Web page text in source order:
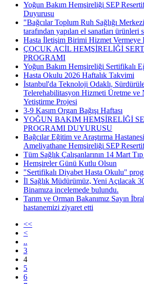
Yoğun Bakım Hemşireliği SEP
Duyurusu
"Bağcılar Toplum Ruh Sağlığı
tarafından yapılan el sanatları ürünleri
Hasta İletişim Birimi Hizmet Vermeye
ÇOCUK ACİL HEMŞİRELİĞİ
PROGRAMI
Yoğun Bakım Hemşireliği Sertifikalı
Hasta Okulu 2026 Haftalık Takvimi
İstanbul'da Teknoloji Odaklı,
Telerehabilitasyon Hizmeti Üretme
Yetiştirme Projesi
3-9 Kasım Organ Bağışı Haftası
YOĞUN BAKIM HEMŞİRELİĞİ
PROGRAMI DUYURUSU
Bağcılar Eğitim ve Araştırma
Ameliyathane Hemşireliği SEP
Tüm Sağlık Çalışanlarının 14 Mart
Hemşireler Günü Kutlu Olsun
"Sertifikalı Diyabet Hasta Okulu"
İl Sağlık Müdürümüz, Yeni Açılacak
Binamıza incelemede bulundu.
Tarım ve Orman Bakanımız Sayın
hastanemizi ziyaret etti
<<
<
..
3
4
5
6